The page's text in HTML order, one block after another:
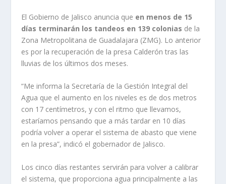
El Gobierno de Jalisco anuncia que en menos de 15
días terminarán los tandeos en 139 colonias de la
Zona Metropolitana de Guadalajara (ZMG). Lo anterior
es por la recuperación de la presa Calderón tras las
lluvias de los últimos dos meses.
“Me informa la Secretaría de la Gestión Integral del
Agua que el aumento en los niveles es de dos metros
con 17 centímetros, y con el ritmo que llevamos,
estaríamos pensando que a más tardar en 10 días
podría volver a operar el sistema de abasto que viene
en la presa”, indicó el gobernador de Jalisco.
Los cinco días restantes servirán para volver a calibrar
el sistema, que proporciona agua principalmente a las